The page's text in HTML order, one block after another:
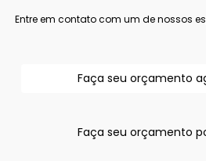
Entre em contato com um de nossos
Faça seu orçamento
Faça seu orçamento